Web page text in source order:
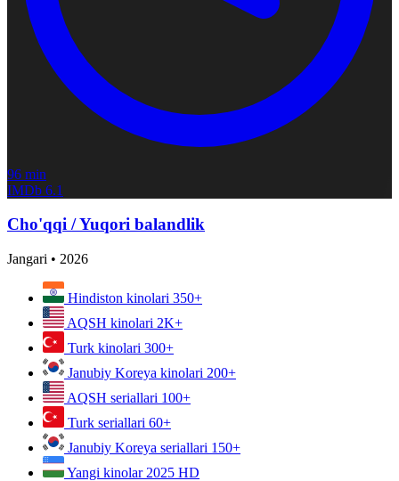
96 min
IMDb 6.1
Cho'qqi / Yuqori balandlik
Jangari • 2026
Hindiston kinolari 350+
AQSH kinolari 2K+
Turk kinolari 300+
Janubiy Koreya kinolari 200+
AQSH seriallari 100+
Turk seriallari 60+
Janubiy Koreya seriallari 150+
Yangi kinolar 2025 HD